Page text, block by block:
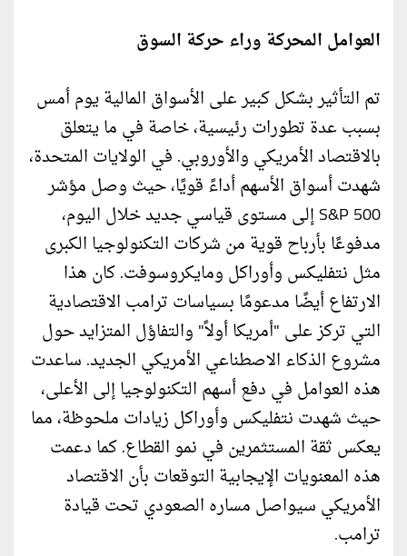
العوامل المحركة وراء حركة السوق
تم التأثير بشكل كبير على الأسواق المالية يوم أمس
بسبب عدة تطورات رئيسية، خاصة في ما يتعلق
بالاقتصاد الأمريكي والأوروبي. في الولايات المتحدة،
شهدت أسواق الأسهم أداءً قويًا، حيث وصل مؤشر
S&P 500 إلى مستوى قياسي جديد خلال اليوم،
مدفوعًا بأرباح قوية من شركات التكنولوجيا الكبرى
مثل نتفليكس وأوراكل ومايكروسوفت. كان هذا
الارتفاع أيضًا مدعومًا بسياسات ترامب الاقتصادية
التي تركز على "أمريكا أولاً" والتفاؤل المتزايد حول
مشروع الذكاء الاصطناعي الأمريكي الجديد. ساعدت
هذه العوامل في دفع أسهم التكنولوجيا إلى الأعلى،
حيث شهدت نتفليكس وأوراكل زيادات ملحوظة، مما
يعكس ثقة المستثمرين في نمو القطاع. كما دعمت
هذه المعنويات الإيجابية التوقعات بأن الاقتصاد
الأمريكي سيواصل مساره الصعودي تحت قيادة
ترامب.